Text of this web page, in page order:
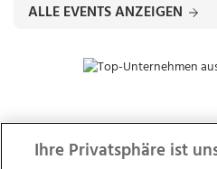
ALLE EVENTS ANZEIGEN
ZUR
Ihre Privatsphäre ist